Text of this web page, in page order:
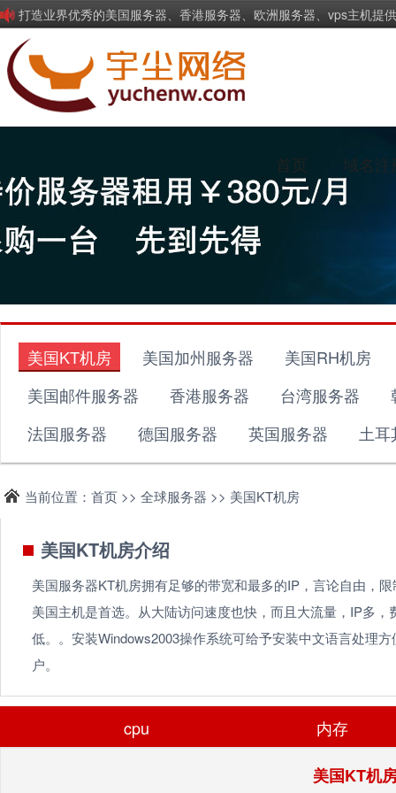
打造业界优秀的美国服务器、香港服务器、欧洲服务器、vps主机提
首页 域名注
美国KT机房 美国加州服务器
美国RH机房
美国邮件服务器
香港服务器 台湾服务器
法国服务器
德国服务器 英国服务器 土
当前位置：首页 >> 全球服务器 >> 美国KT机房
美国KT机房介绍
美国服务器KT机房拥有足够的带宽和最多的IP，言论自由，
美国主机是首选。从大陆访问速度也快，而且大流量，IP多，
低。。安装Windows2003操作系统可给予安装中文语言处理方
户。
cpu 内存
美国KT机